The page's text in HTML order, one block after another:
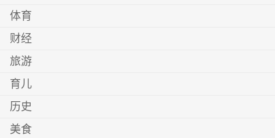
体育
财经
旅游
育儿
历史
美食